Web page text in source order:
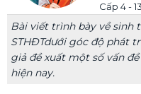
Cấp 4 -
Bài viết trình bày về sinh
STHĐTdưới góc độ phát
giả đề xuất một số vấn
hiện nay.